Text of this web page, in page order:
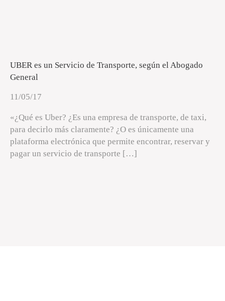
UBER es un Servicio de Transporte, según el Abogado
General
11/05/17
«¿Qué es Uber? ¿Es una empresa de transporte, de taxi,
para decirlo más claramente? ¿O es únicamente una
plataforma electrónica que permite encontrar, reservar y
pagar un servicio de transporte […]